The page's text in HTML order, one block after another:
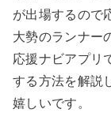
が出場するので
大勢のランナー
応援ナビアプリ
する方法を解説
嬉しいです。